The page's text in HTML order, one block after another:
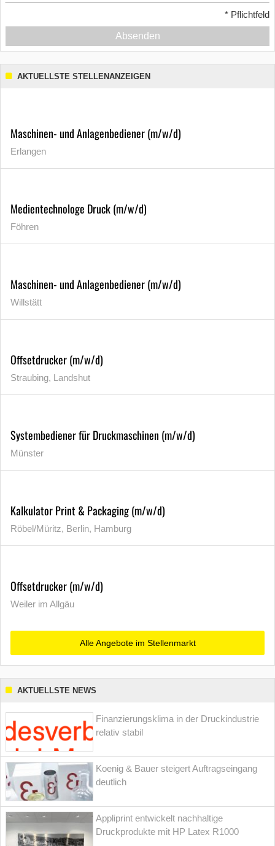
* Pflichtfeld
Absenden
AKTUELLSTE STELLENANZEIGEN
Maschinen- und Anlagenbediener (m/w/d)
Erlangen
Medientechnologe Druck (m/w/d)
Föhren
Maschinen- und Anlagenbediener (m/w/d)
Willstätt
Offsetdrucker (m/w/d)
Straubing, Landshut
Systembediener für Druckmaschinen (m/w/d)
Münster
Kalkulator Print & Packaging (m/w/d)
Röbel/Müritz, Berlin, Hamburg
Offsetdrucker (m/w/d)
Weiler im Allgäu
Alle Angebote im Stellenmarkt
AKTUELLSTE NEWS
Finanzierungsklima in der Druckindustrie
relativ stabil
Koenig & Bauer steigert Auftragseingang
deutlich
Appliprint entwickelt nachhaltige
Druckprodukte mit HP Latex R1000